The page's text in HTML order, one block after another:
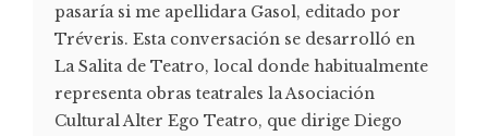
pasaría si me apellidara Gasol, editado por
Tréveris. Esta conversación se desarrolló en
La Salita de Teatro, local donde habitualmente
representa obras teatrales la Asociación
Cultural Alter Ego Teatro, que dirige Diego